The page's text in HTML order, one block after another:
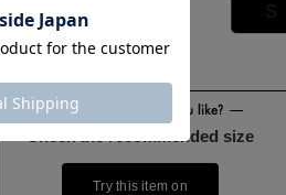
S
Check the recommended size
Try this item on